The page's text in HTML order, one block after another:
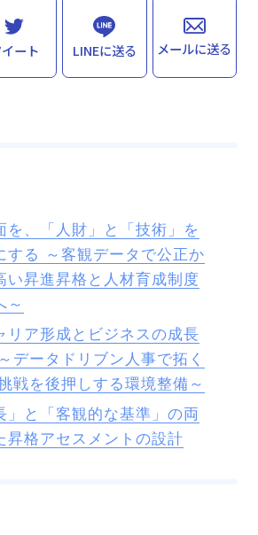
ート LINEに送る メールに送る
を、「人財」と「技術」を
する ～客観データで公正か
い昇進昇格と人材育成制度
～
リア形成とビジネスの成長
データドリブン人事で拓く
戦を後押しする環境整備～
」と「客観的な基準」の両
昇格アセスメントの設計